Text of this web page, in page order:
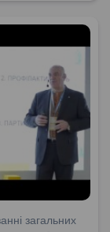
загальних